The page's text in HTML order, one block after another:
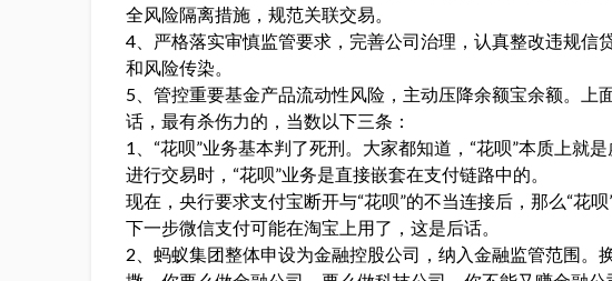
全风险隔离措施，规范关联交易。
4、严格落实审慎监管要求，完善公司治理，认真整改违规信
和风险传染。
5、管控重要基金产品流动性风险，主动压降余额宝余额。上
话，最有杀伤力的，当数以下三条：
1、“花呗”业务基本判了死刑。大家都知道，“花呗”本质上就
进行交易时，“花呗”业务是直接嵌套在支付链路中的。
现在，央行要求支付宝断开与“花呗”的不当连接后，那么“花
下一步微信支付可能在淘宝上用了，这是后话。
2、蚂蚁集团整体申设为金融控股公司，纳入金融监管范围。